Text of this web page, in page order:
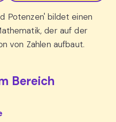
Potenzen' bildet einen
der auf der
von Zahlen aufbaut.
Bereich